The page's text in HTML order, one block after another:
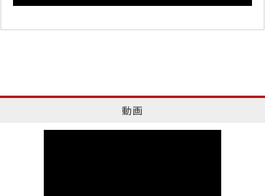
動画